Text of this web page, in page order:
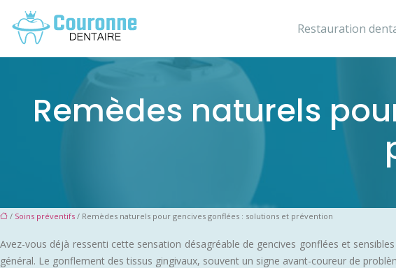
Restauration
Remèdes naturels
/ Soins préventifs / Remèdes naturels pour gencives gonflées : solutions et prévention
Avez-vous déjà ressenti cette sensation désagréable de gencives gonflées et
général. Le gonflement des tissus gingivaux, souvent un signe avant-coureur de